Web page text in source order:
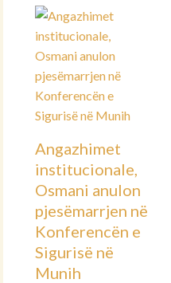
Angazhimet
institucionale,
Osmani anulon
pjesëmarrjen në
Konferencën e
Sigurisë në
Munih